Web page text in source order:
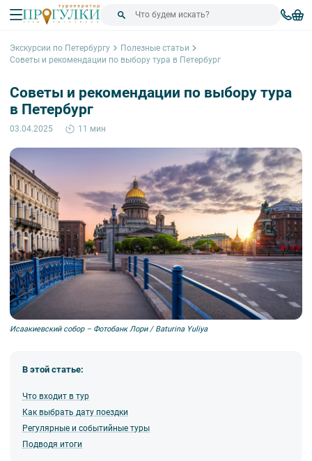
Экскурсии по Петербургу
Полезные статьи
Советы и рекомендации по выбору тура в Петербург
Советы и рекомендации по выбору тура
в Петербург
03.04.2025 11 мин
Исаакиевский собор – Фотобанк Лори / Baturina Yuliya
В этой статье:
Что входит в тур
Как выбрать дату поездки
Регулярные и событийные туры
Подводя итоги